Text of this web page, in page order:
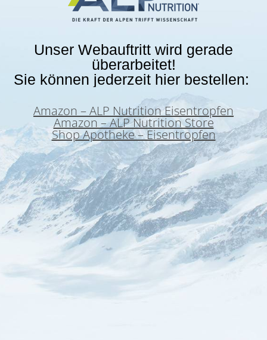
Unser Webauftritt wird gerade
überarbeitet!
Sie können jederzeit hier bestellen:
Amazon – ALP Nutrition Eisentropfen
Amazon – ALP Nutrition Store
Shop Apotheke – Eisentropfen